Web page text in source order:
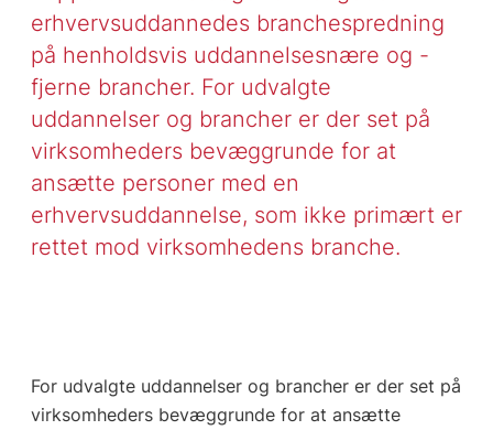
erhvervsuddannedes branchespredning
på henholdsvis uddannelsesnære og -
fjerne brancher. For udvalgte
uddannelser og brancher er der set på
virksomheders bevæggrunde for at
ansætte personer med en
erhvervsuddannelse, som ikke primært er
rettet mod virksomhedens branche.
For udvalgte uddannelser og brancher er der set på
virksomheders bevæggrunde for at ansætte